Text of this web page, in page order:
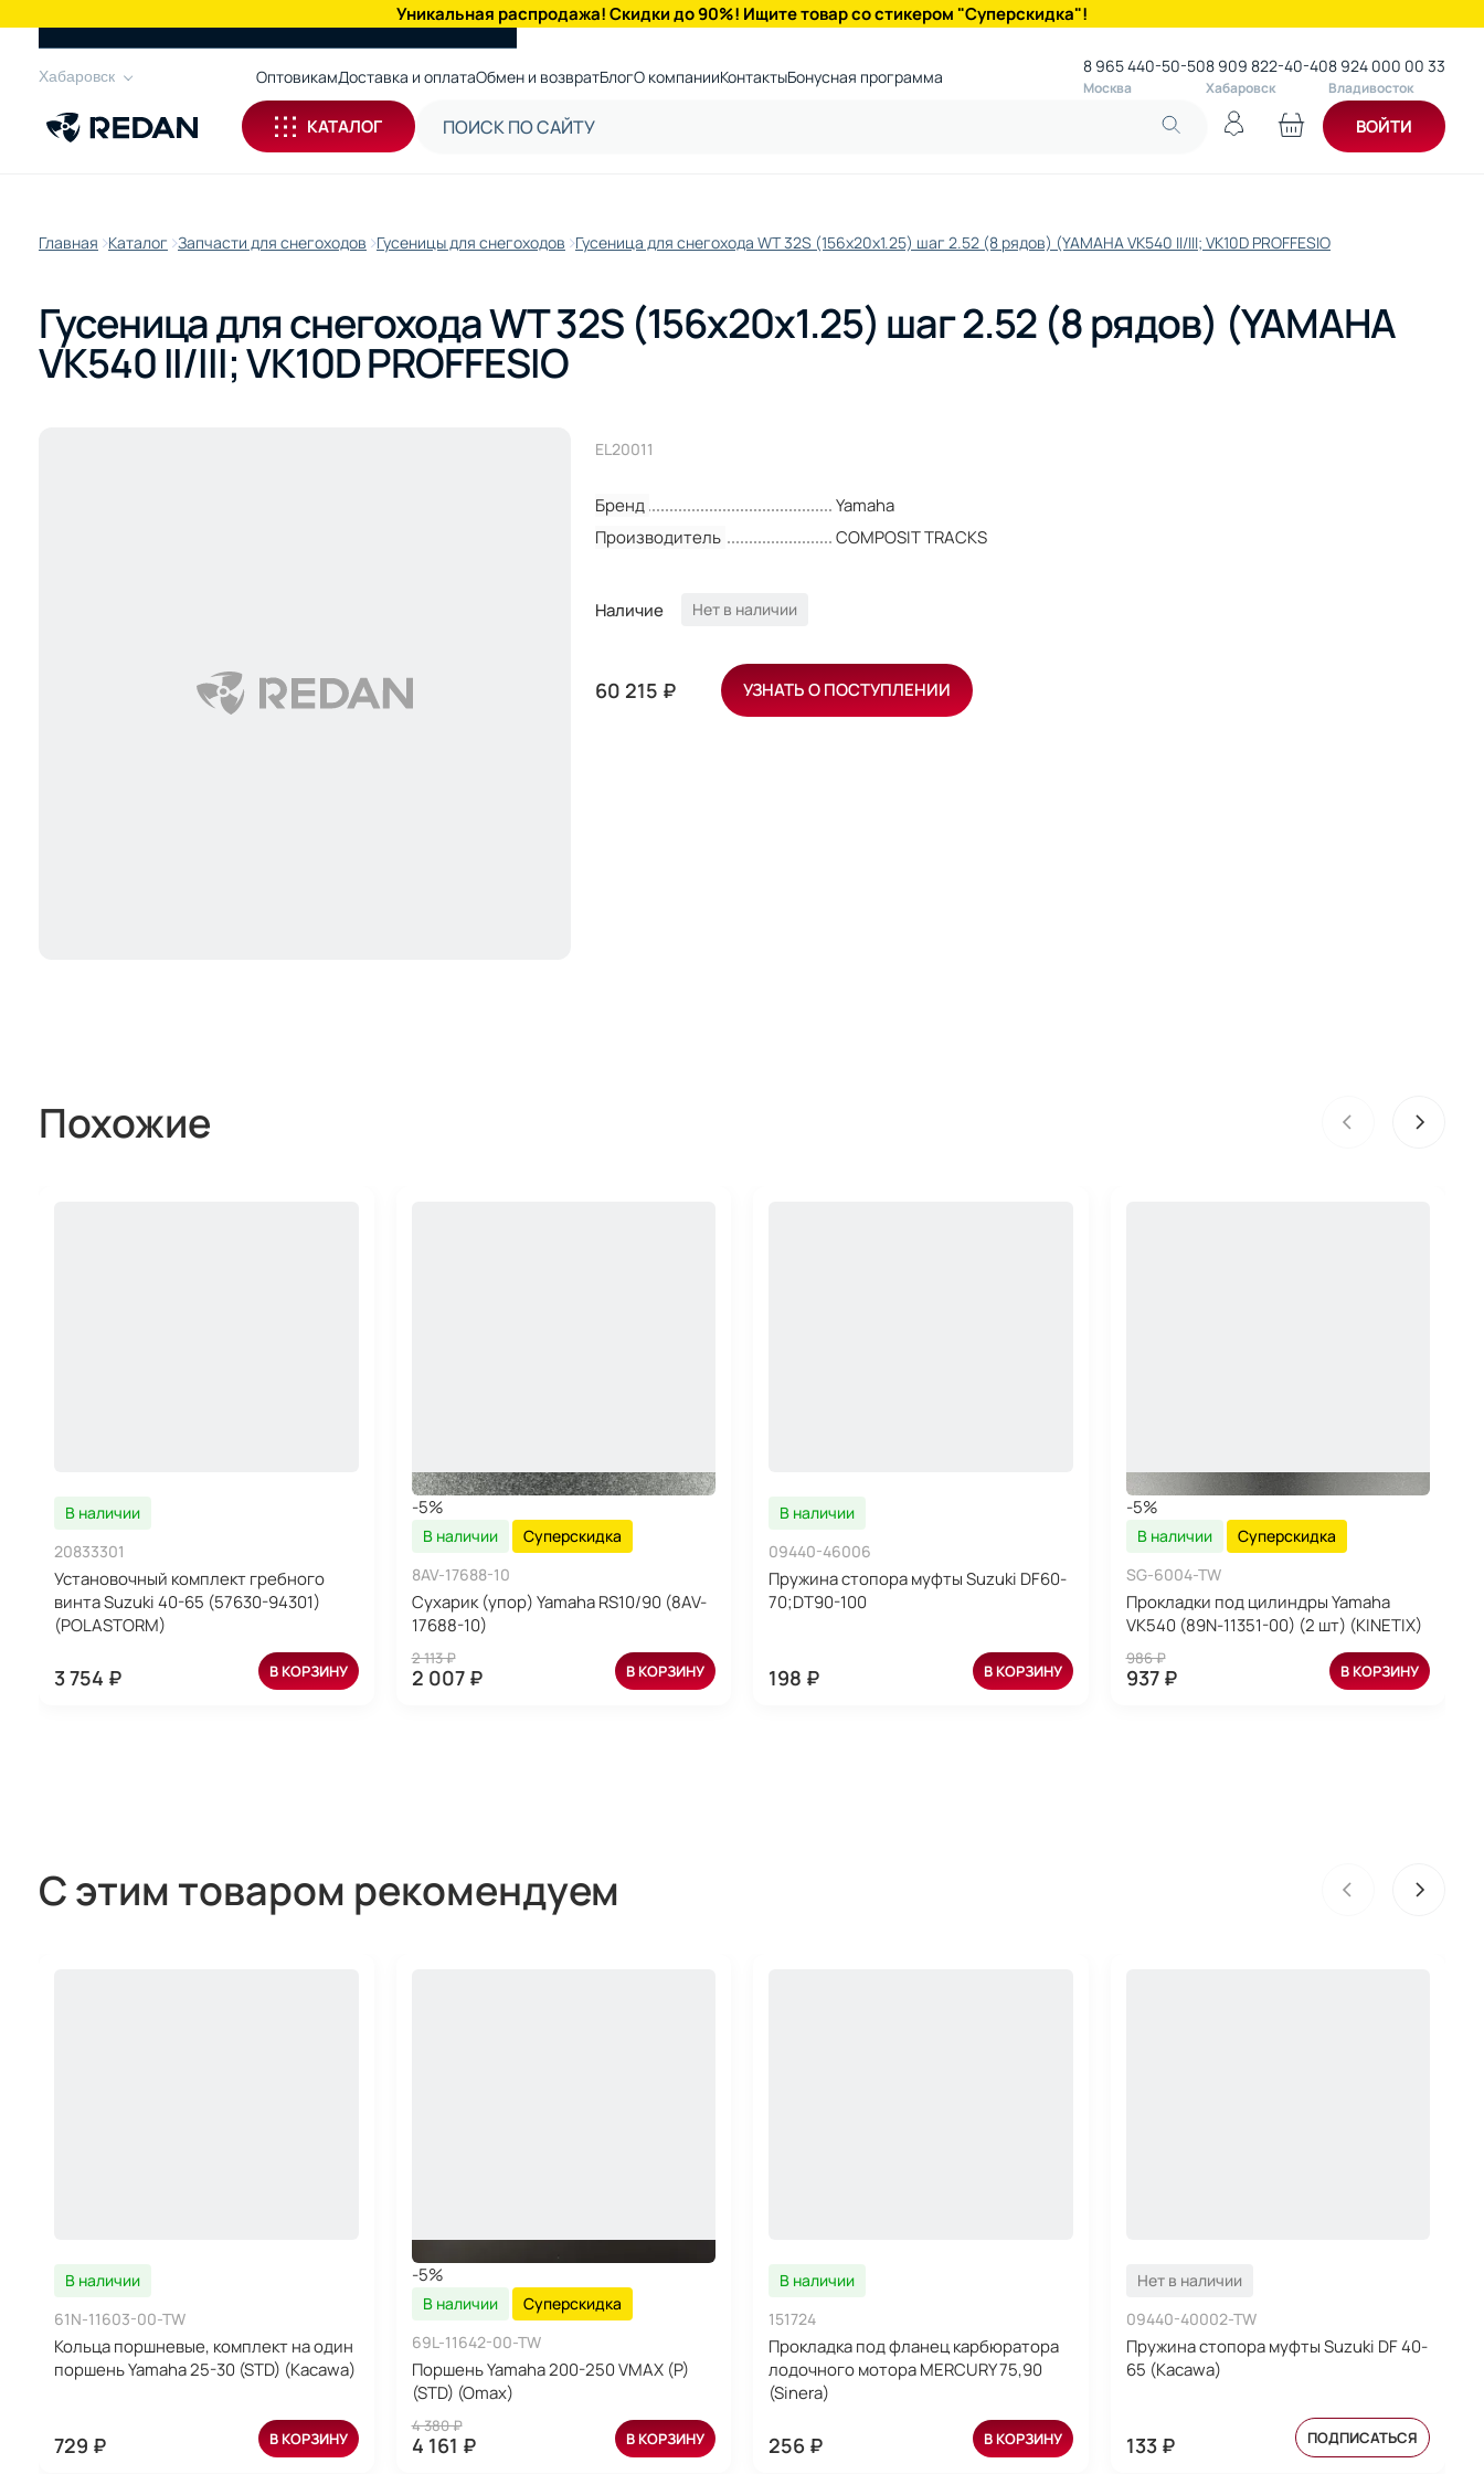
Уникальная распродажа! Скидки до 90%! Ищите товар со стикером "Суперскидка"!
Хабаровск ОптовикамДоставка и оплатаОбмен и возвратБлогО компанииКонтактыБонусная программа 8 965 440-50-50
Москва
8 909 822-40-40
Хабаровск
8 924 000 00 33
Владивосток
КАТАЛОГ ВОЙТИ
Главная Каталог Запчасти для снегоходов Гусеницы для снегоходов Гусеница для снегохода WT 32S (156х20х1.25) шаг 2.52 (8 рядов) (YAMAHA VK540 II/III; VK10D PROFFESIO
Гусеница для снегохода WT 32S (156х20х1.25) шаг 2.52 (8 рядов) (YAMAHA
VK540 II/III; VK10D PROFFESIO
ЕL20011
Бренд
Yamaha
Производитель
COMPOSIT TRACKS
Наличие Нет в наличии
60 215 ₽ УЗНАТЬ О ПОСТУПЛЕНИИ
Похожие
В наличии
20833301
Установочный комплект гребного
винта Suzuki 40-65 (57630-94301)
(POLASTORM)
3 754 ₽ В КОРЗИНУ
-5%
В наличии
Суперскидка
8AV-17688-10
Сухарик (упор) Yamaha RS10/90 (8AV-
17688-10)
2 113 ₽
2 007 ₽ В КОРЗИНУ
В наличии
09440-46006
Пружина стопора муфты Suzuki DF60-
70;DT90-100
198 ₽ В КОРЗИНУ
-5%
В наличии
Суперскидка
SG-6004-TW
Прокладки под цилиндры Yamaha
VK540 (89N-11351-00) (2 шт) (KINETIX)
986 ₽
937 ₽ В КОРЗИНУ
С этим товаром рекомендуем
В наличии
61N-11603-00-TW
Кольца поршневые, комплект на один
поршень Yamaha 25-30 (STD) (Kacawa)
729 ₽ В КОРЗИНУ
-5%
В наличии
Суперскидка
69L-11642-00-TW
Поршень Yamaha 200-250 VMAX (P)
(STD) (Omax)
4 380 ₽
4 161 ₽ В КОРЗИНУ
В наличии
151724
Прокладка под фланец карбюратора
лодочного мотора MERCURY 75,90
(Sinera)
256 ₽ В КОРЗИНУ
Нет в наличии
09440-40002-TW
Пружина стопора муфты Suzuki DF 40-
65 (Kacawa)
133 ₽ ПОДПИСАТЬСЯ